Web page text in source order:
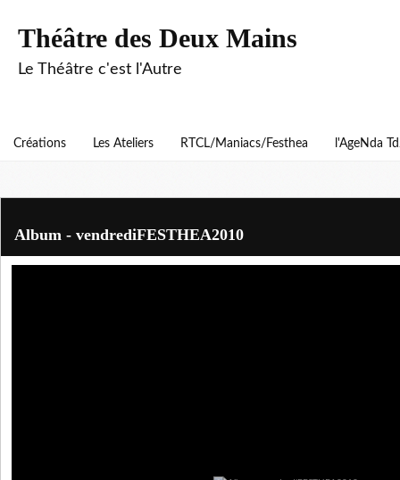
Théâtre des Deux Mains
Le Théâtre c'est l'Autre
Créations Les Ateliers RTCL/Maniacs/Festhea l'AgeNda
Album - vendrediFESTHEA2010